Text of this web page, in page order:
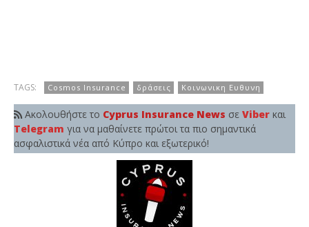
TAGS: Cosmos Insurance δράσεις Κοινωνικη Ευθυνη
Ακολουθήστε το Cyprus Insurance News σε Viber και
Telegram για να μαθαίνετε πρώτοι τα πιο σημαντικά
ασφαλιστικά νέα από Κύπρο και εξωτερικό!